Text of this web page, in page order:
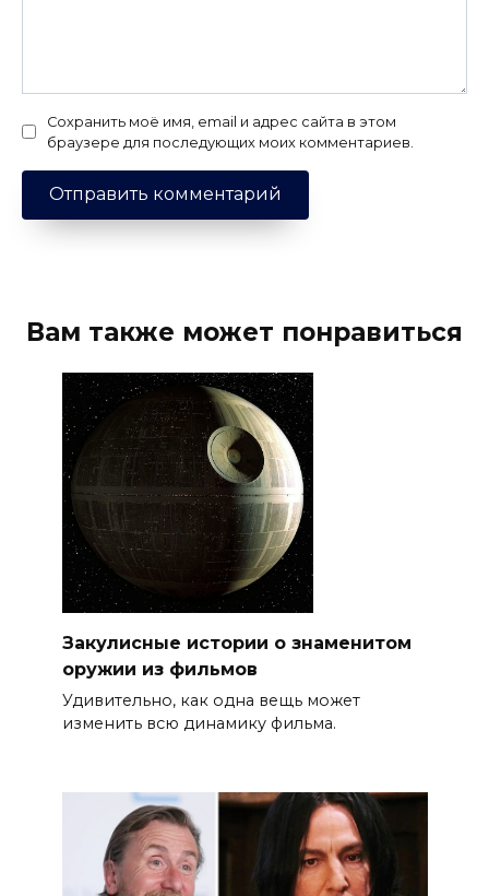
Сохранить моё имя, email и адрес сайта в этом
браузере для последующих моих комментариев.
Вам также может понравиться
Закулисные истории о знаменитом
оружии из фильмов
Удивительно, как одна вещь может
изменить всю динамику фильма.